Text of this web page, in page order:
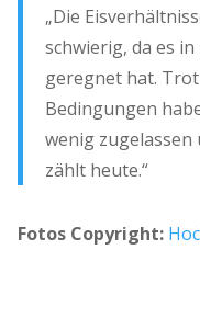
„Die
schwierig, da es
geregnet hat.
Bedingungen
wenig zugelassen
zählt heute.“
Fotos Copyright: